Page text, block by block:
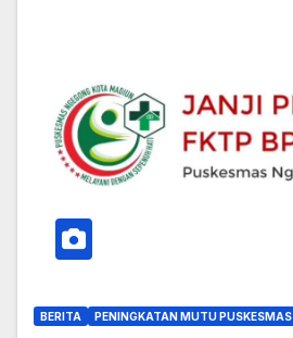
BERITA PENINGKATAN MUTU PUSKESMAS